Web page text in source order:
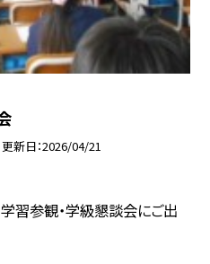
更新日 2026/04/21
習参観・学級懇談会にご出